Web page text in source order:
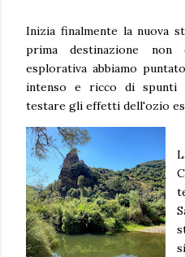
Inizia finalmente la nuova
prima destinazione non
esplorativa abbiamo
intenso e ricco di spunti
testare gli effetti dell'ozio